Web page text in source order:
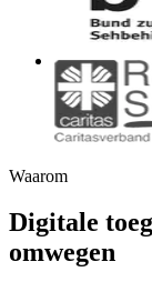
Waarom
Digitale
omwegen